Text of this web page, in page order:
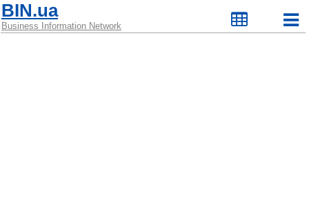
BIN.ua
Business Information Network